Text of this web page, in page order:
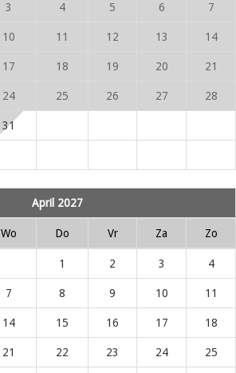
3 4 5 6 7
10 11 12 13 14
17 18 19 20 21
24 25 26 27 28
31
April 2027
Wo Do Vr Za Zo
1 2 3 4
7 8 9 10 11
14 15 16 17 18
21 22 23 24 25